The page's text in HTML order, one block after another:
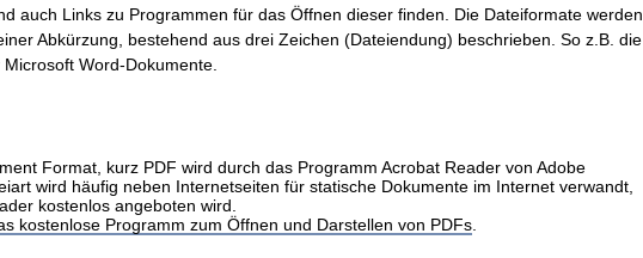
auch Links zu Programmen für das Öffnen dieser finden. Die Dateiformate werden
Abkürzung, bestehend aus drei Zeichen (Dateiendung) beschrieben. So z.B. die
Word-Dokumente.
Format, kurz PDF wird durch das Programm Acrobat Reader von Adobe
wird häufig neben Internetseiten für statische Dokumente im Internet verwandt,
kostenlos angeboten wird.
kostenlose Programm zum Öffnen und Darstellen von PDFs.